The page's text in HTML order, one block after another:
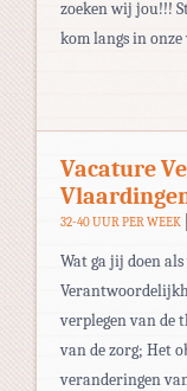
zoeken wij jou!!!
kom langs in
Vacature
32-40 UUR PER WEEK
Wat ga jij doen
verplegen van de
van de zorg; Het
veranderingen